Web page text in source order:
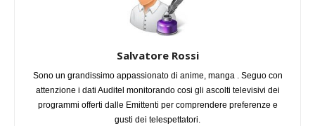
Salvatore Rossi
Sono un grandissimo appassionato di anime, manga . Seguo con
attenzione i dati Auditel monitorando cosi gli ascolti televisivi dei
programmi offerti dalle Emittenti per comprendere preferenze e
gusti dei telespettatori.